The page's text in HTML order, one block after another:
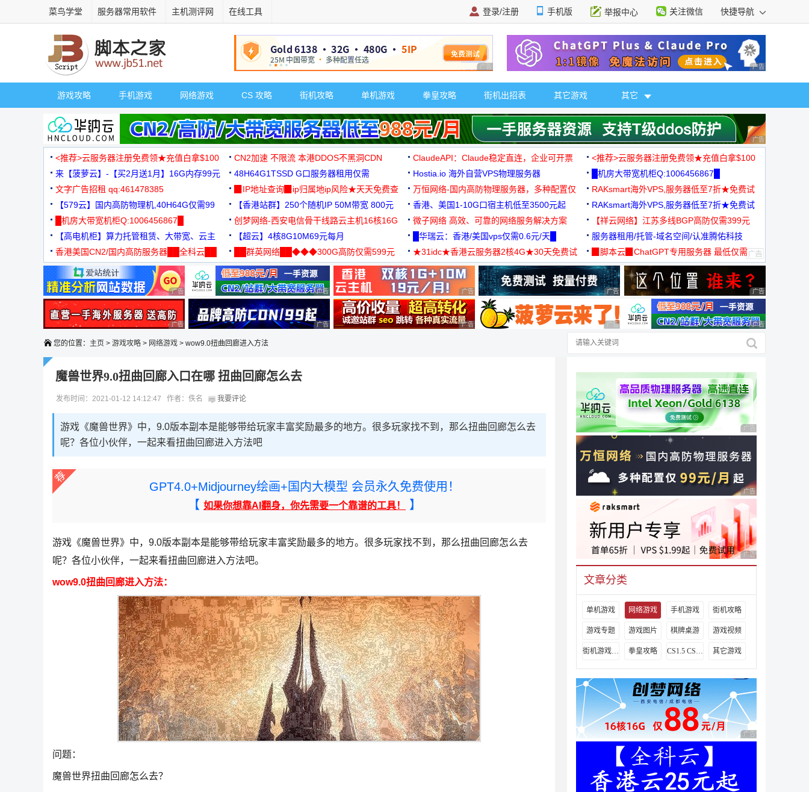
菜鸟学堂 服务器常用软件 主机测评网 在线工具 登录/注册 手机版 举报中心 关注微信 快捷导航
广告 商业广告，理性选择 广告 商业广告，理
游戏攻略 手机游戏 网络游戏 CS 攻略 街机攻略 单机游戏 拳皇攻略 街机出招表 其它游戏 其它
广告 商业广告，理
<推荐>云服务器注册免费领★充值白拿$100 CN2加速 不限流 本港DDOS不黑洞CDN ClaudeAPI：Claude稳定直连，企业可开票
<推荐>云服务器注册免费领★充值白拿$100
来【菠萝云】-【买2月送1月】16G内存99元
48H64G1TSSD G口服务器租用仅需
3000+可免费测试
Hostia.io 海外自营VPS物理服务器
█机房大带宽机柜Q:1006456867█
文字广告招租 qq:461478385
▉IP地址查询▉ip归属地ip风险★天天免费查
万恒网络-国内高防物理服务器，多种配置仅
99元/月起
RAKsmart海外VPS,服务器低至7折★免费试
用★
【579云】国内高防物理机,40H64G仅需99
元
【香港站群】250个随机IP 50M带宽 800元 香港、美国1-10G口宿主机低至3500元起
RAKsmart海外VPS,服务器低至7折★免费试
用★
█机房大带宽机柜Q:1006456867█
创梦网络-西安电信骨干线路云主机16核16G
88元/月
微子网络 高效、可靠的网络服务解决方案
【祥云网络】江苏多线BGP高防仅需399元
【高电机柜】算力托管租赁、大带宽、云主
机
【超云】4核8G10M69元每月 █华瑞云：香港/美国vps仅需0.6元/天█
服务器租用/托管-域名空间/认准腾佑科技
香港美国CN2/国内高防服务器██全科云██
██群英网络██◆◆◆300G高防仅需599元
◆◆◆
★31idc★香港云服务器2核4G★30天免费试
用◆
▉脚本云▉ChatGPT专用服务器 最低仅需
19元/月
广告 商业广告，理性选择 广告 商业广告，理性选择 广告 商业广告，理性选择 广告 商业广告，理性选择 广告 商业广告，理
广告 商业广告，理性选择 广告 商业广告，理性选择 广告 商业广告，理性选择 广告 商业广告，理性选择 广告 商业广告，理
您的位置： 主页 > 游戏攻略 > 网络游戏 > wow9.0扭曲回廊进入方法
魔兽世界9.0扭曲回廊入口在哪 扭曲回廊怎么去
发布时间：2021-01-12 14:12:47 作者：佚名 我要评论
游戏《魔兽世界》中，9.0版本副本是能够带给玩家丰富奖励最多的地方。很多玩家找不到，那么扭曲回廊怎么去
呢？各位小伙伴，一起来看扭曲回廊进入方法吧
GPT4.0+Midjourney绘画+国内大模型 会员永久免费使用！
【 如果你想靠AI翻身，你先需要一个靠谱的工具！ 】
游戏《魔兽世界》中，9.0版本副本是能够带给玩家丰富奖励最多的地方。很多玩家找不到，那么扭曲回廊怎么去
呢？各位小伙伴，一起来看扭曲回廊进入方法吧。
wow9.0扭曲回廊进入方法：
问题：
魔兽世界扭曲回廊怎么去？
广告 商业广告，理性
广告 商业广告，理性
广告 商业广告，理性
文章分类
单机游戏 网络游戏 手机游戏 街机攻略
游戏专题 游戏图片 棋牌桌游 游戏视频
街机游戏出招表 拳皇攻略 CS1.5 CS1.6攻略 其它游戏
广告 商业广告，理性